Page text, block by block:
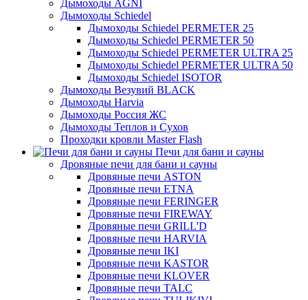
Дымоходы AGNI
Дымоходы Schiedel
Дымоходы Schiedel PERMETER 25
Дымоходы Schiedel PERMETER 50
Дымоходы Schiedel PERMETER ULTRA 25
Дымоходы Schiedel PERMETER ULTRA 50
Дымоходы Schiedel ISOTOR
Дымоходы Везувий BLACK
Дымоходы Harvia
Дымоходы Россия ЖС
Дымоходы Теплов и Сухов
Проходки кровли Master Flash
Печи для бани и сауны
Дровяные печи для бани и сауны
Дровяные печи ASTON
Дровяные печи ETNA
Дровяные печи FERINGER
Дровяные печи FIREWAY
Дровяные печи GRILL'D
Дровяные печи HARVIA
Дровяные печи IKI
Дровяные печи KASTOR
Дровяные печи KLOVER
Дровяные печи TALC